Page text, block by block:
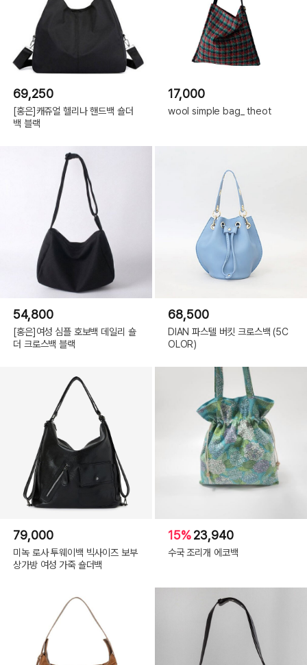
69,250
[홍은]캐쥬얼 헬리나 핸드백 숄더
백 블랙
17,000
wool simple bag_ theot
54,800
[홍은]여성 심플 호보백 데일리 숄
더 크로스백 블랙
68,500
DIAN 파스텔 버킷 크로스백 (5C
OLOR)
79,000
미녹 로사 투웨이백 빅사이즈 보부
상가방 여성 가죽 숄더백
15%23,940
수국 조리개 에코백